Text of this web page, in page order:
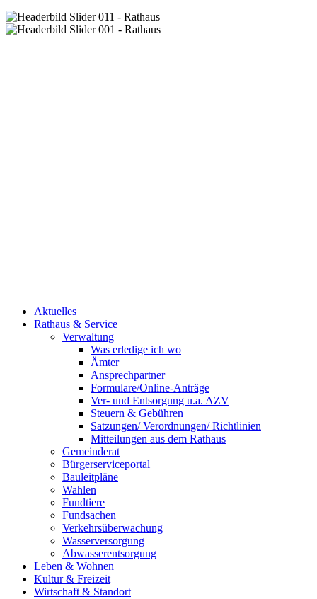
Aktuelles
Rathaus & Service
Verwaltung
Was erledige ich wo
Ämter
Ansprechpartner
Formulare/Online-Anträge
Ver- und Entsorgung u.a. AZV
Steuern & Gebühren
Satzungen/ Verordnungen/ Richtlinien
Mitteilungen aus dem Rathaus
Gemeinderat
Bürgerserviceportal
Bauleitpläne
Wahlen
Fundtiere
Fundsachen
Verkehrsüberwachung
Wasserversorgung
Abwasserentsorgung
Leben & Wohnen
Kultur & Freizeit
Wirtschaft & Standort